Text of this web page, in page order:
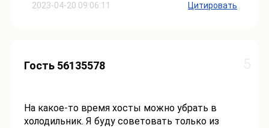
2023-04-20 09:06:11 Цитировать
Гость 56135578
На какое-то время хосты можно убрать в
холодильник. Я буду советовать только из